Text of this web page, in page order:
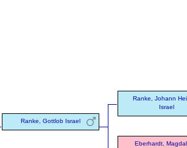
Ranke, Gottlob Israel
Ranke, Johann
Israel
Eberhardt,